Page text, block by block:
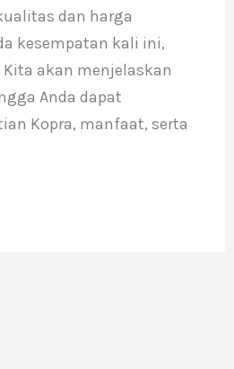
dan harga
kesempatan kali ini,
akan menjelaskan
Anda dapat
Kopra, manfaat, serta